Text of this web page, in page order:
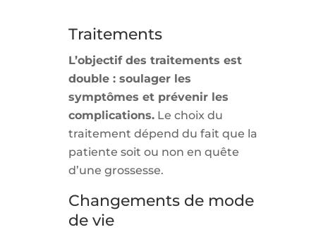
Traitements
L’objectif des traitements est
double : soulager les
symptômes et prévenir les
complications.Le choix du
traitement dépend du fait que la
patiente soit ou non en quête
d’une grossesse.
Changements de mode
de vie